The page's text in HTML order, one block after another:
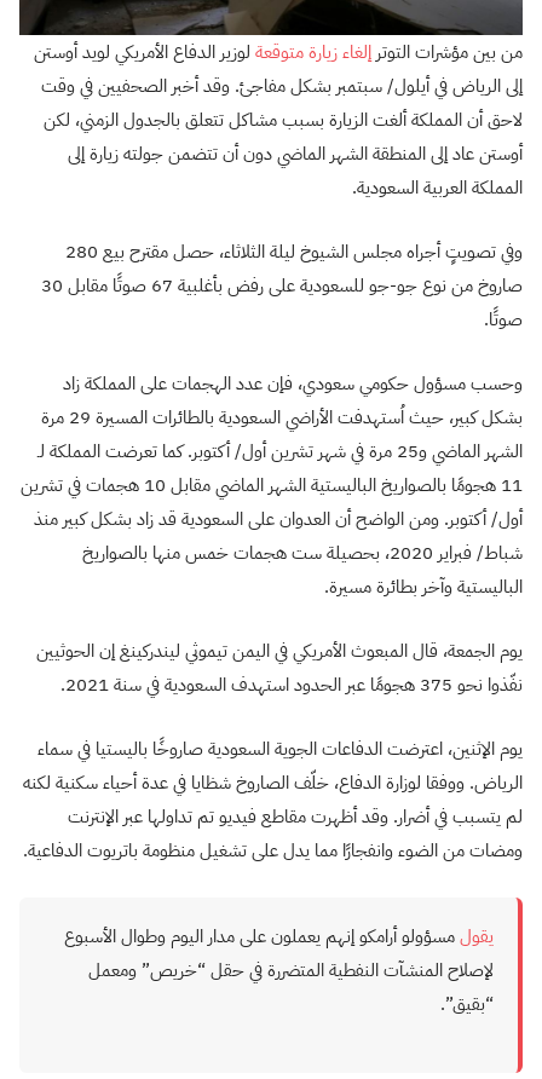
من بين مؤشرات التوتر إلغاء زيارة متوقعة لوزير الدفاع الأمريكي لويد أوستن
إلى الرياض في أيلول/ سبتمبر بشكل مفاجئ. وقد أخبر الصحفيين في وقت
لاحق أن المملكة ألغت الزيارة بسبب مشاكل تتعلق بالجدول الزمني، لكن
أوستن عاد إلى المنطقة الشهر الماضي دون أن تتضمن جولته زيارة إلى
المملكة العربية السعودية.
وفي تصويتٍ أجراه مجلس الشيوخ ليلة الثلاثاء، حصل مقترح بيع 280
صاروخ من نوع جو-جو للسعودية على رفض بأغلبية 67 صوتًا مقابل 30
صوتًا.
وحسب مسؤول حكومي سعودي، فإن عدد الهجمات على المملكة زاد
بشكل كبير، حيث اُستهدفت الأراضي السعودية بالطائرات المسيرة 29 مرة
الشهر الماضي و25 مرة في شهر تشرين أول/ أكتوبر. كما تعرضت المملكة لـ
11 هجومًا بالصواريخ الباليستية الشهر الماضي مقابل 10 هجمات في تشرين
أول/ أكتوبر. ومن الواضح أن العدوان على السعودية قد زاد بشكل كبير منذ
شباط/ فبراير 2020، بحصيلة ست هجمات خمس منها بالصواريخ
الباليستية وآخر بطائرة مسيرة.
يوم الجمعة، قال المبعوث الأمريكي في اليمن تيموثي ليندركينغ إن الحوثيين
نفّذوا نحو 375 هجومًا عبر الحدود استهدف السعودية في سنة 2021.
يوم الإثنين، اعترضت الدفاعات الجوية السعودية صاروخًا باليستيا في سماء
الرياض. ووفقا لوزارة الدفاع، خلّف الصاروخ شظايا في عدة أحياء سكنية لكنه
لم يتسبب في أضرار. وقد أظهرت مقاطع فيديو تم تداولها عبر الإنترنت
ومضات من الضوء وانفجارًا مما يدل على تشغيل منظومة باتريوت الدفاعية.
يقولمسؤولو أرامكو إنهم يعملون على مدار اليوم وطوال الأسبوع
لإصلاح المنشآت النفطية المتضررة في حقل “خريص” ومعمل
“بقيق”.